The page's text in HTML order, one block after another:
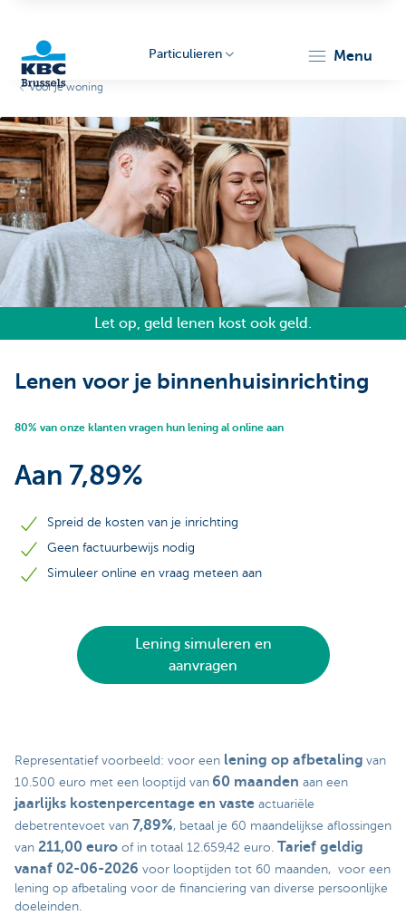
Brussels
Particulieren menu
Voor je woning
Let op, geld lenen kost ook geld.
Lenen voor je binnenhuisinrichting
80% van onze klanten vragen hun lening al online aan
Aan 7,89%
Spreid de kosten van je inrichting
Geen factuurbewijs nodig
Simuleer online en vraag meteen aan
Lening simuleren en
aanvragen
Representatief voorbeeld: voor een lening op afbetaling van
10.500 euro met een looptijd van 60 maanden aan een
jaarlijks kostenpercentage en vaste actuariële
debetrentevoet van 7,89%, betaal je 60 maandelijkse aflossingen
van 211,00 euro of in totaal 12.659,42 euro. Tarief geldig
vanaf 02-06-2026 voor looptijden tot 60 maanden, voor een
lening op afbetaling voor de financiering van diverse persoonlijke
doeleinden.